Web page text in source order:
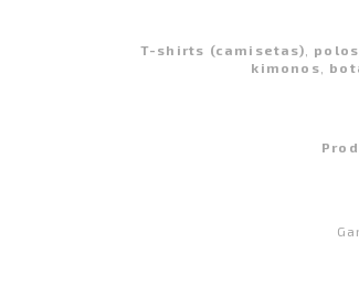
T-shirts (camisetas)
polos
kimonos